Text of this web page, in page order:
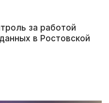
за работой
в Ростовской